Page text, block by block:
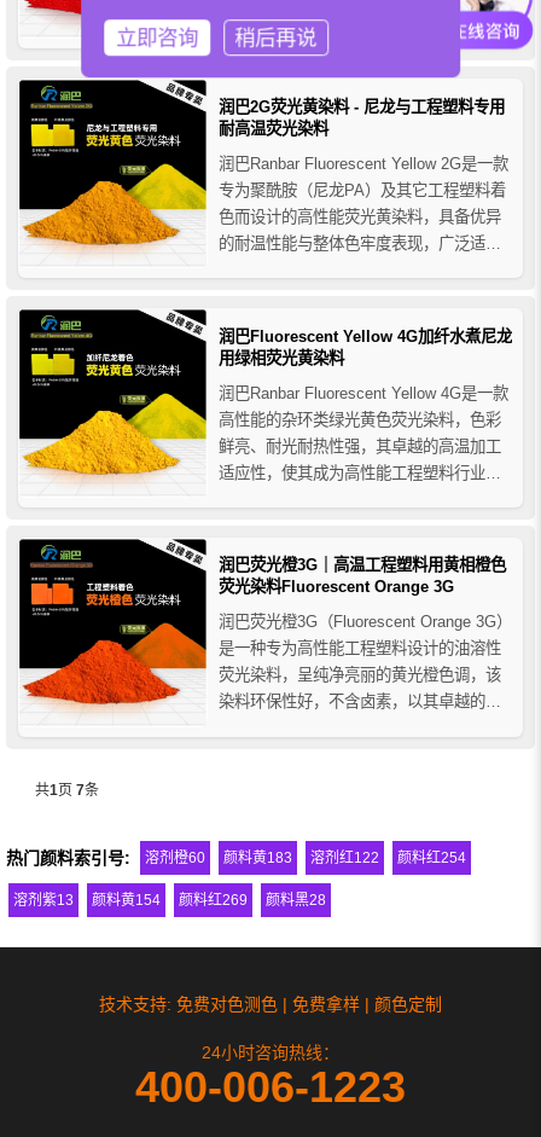
有良好的耐光性、耐热性和高着色力，润
巴荧光红4B硬胶荧光玫红色粉在日光下具
纤维着色的需要，主要用于各种硬胶塑料
和热塑性树脂着色。
润巴2G荧光黄染料 - 尼龙与工程塑料专用
耐高温荧光染料
润巴Ranbar Fluorescent Yellow 2G是一款
专为聚酰胺（尼龙PA）及其它工程塑料着
色而设计的高性能荧光黄染料，具备优异
的耐温性能与整体色牢度表现，广泛适用
工树脂领域。
润巴Fluorescent Yellow 4G加纤水煮尼龙
用绿相荧光黄染料
润巴Ranbar Fluorescent Yellow 4G是一款
高性能的杂环类绿光黄色荧光染料，色彩
鲜亮、耐光耐热性强，其卓越的高温加工
适应性，使其成为高性能工程塑料行业理
润巴荧光橙3G｜高温工程塑料用黄相橙色
荧光染料Fluorescent Orange 3G
润巴荧光橙3G（Fluorescent Orange 3G）
是一种专为高性能工程塑料设计的油溶性
荧光染料，呈纯净亮丽的黄光橙色调，该
染料环保性好，不含卤素，以其卓越的耐
共1页 7条
热门颜料索引号: 溶剂橙60 颜料黄183 溶剂红122 颜料红254
溶剂紫13 颜料黄154 颜料红269 颜料黑28
技术支持: 免费对色测色 | 免费拿样 | 颜色定制
24小时咨询热线：
400-006-1223
立即咨询 稍后再说